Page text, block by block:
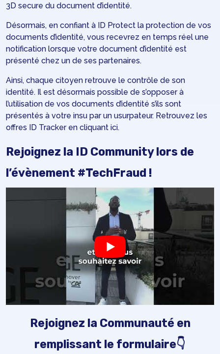
3D secure du document d’identité.
Désormais, en confiant à ID Protect la protection de vos
documents d’identité, vous recevrez en temps réel une
notification lorsque votre document d’identité est
présenté chez un de ses partenaires.
Ainsi, chaque citoyen retrouve le contrôle de son
identité. Il est désormais possible de s’opposer à
l’utilisation de vos documents d’identité s’ils sont
présentés à votre insu par un usurpateur. Retrouvez les
offres ID Tracker en cliquant ici.
Rejoignez la ID Community lors de
l’évènement #TechFraud !
Rejoignez la Communauté en
remplissant le formulaire👇